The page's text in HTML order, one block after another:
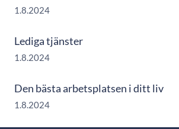
1.8.2024
Lediga tjänster
1.8.2024
Den bästa arbetsplatsen i ditt liv
1.8.2024